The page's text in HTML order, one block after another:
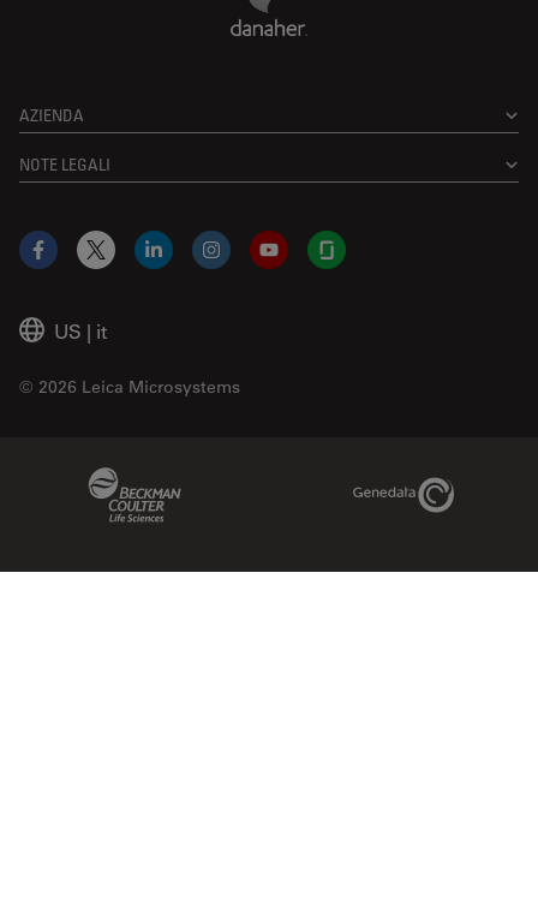
AZIENDA
NOTE LEGALI
US | it
© 2026 Leica Microsystems
Facebook
X LinkedInInstagramYouTubeGlassdoor
Genedata Link